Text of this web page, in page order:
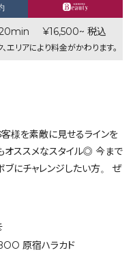
¥16,500~ 税込
エリアにより料金がかわります。
原宿ハラカド
客様を素敵に見せるラインを
オススメなスタイル◎ 今まで
ブにチャレンジしたい方。 ぜ